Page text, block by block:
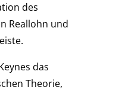
des
Reallohn und
das
Theorie,